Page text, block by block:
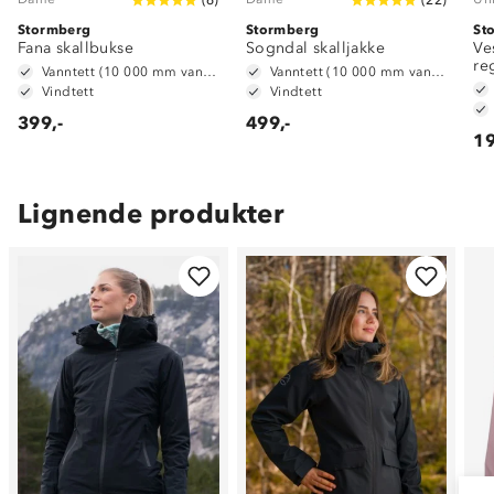
Stormberg
Fana skallbukse
Vindtett
399,-
Stormberg
Sogndal skalljakke
Vindtett
499,-
Lignende produkter